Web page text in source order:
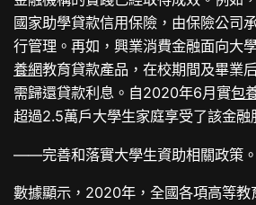
國家助學貸款信用保險，由保險公司
行管理。再如，興業消費金融面向大
養網教育貸款產品，在校期間及畢業
需歸還貸款利息。自2020年6月實包
超過2.5萬戶大學生家庭享受了該金融
——完善和落實大學生資助相關政策。
數據顯示，2020年，全國各項高等教